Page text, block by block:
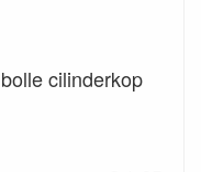
cilinderkop